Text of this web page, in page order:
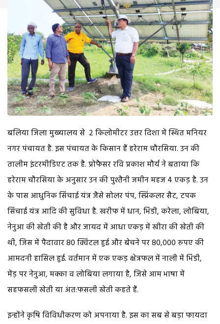
बलिया जिला मुख्यालय से 2 किलोमीटर उत्तर दिशा में स्थित मनियर
नगर पंचायत है. इस पंचायत के किसान हैं हरेराम चौरसिया. उन की
तालीम इंटरमीडिएट तक है. प्रोफैसर रवि प्रकाश मौर्य ने बताया कि
हरेराम चौरसिया के अनुसार उन की पुश्तैनी जमीन महज 4 एकड़ है. उन
के पास आधुनिक सिंचाई यंत्र जैसे सोलर पंप, स्प्रिंकलर सैट, टपक
सिंचाई यंत्र आदि की सुविधा है. खरीफ में धान, भिंडी, करेला, लोबिया,
नेनुआ की खेती की है और जायद में आधा एकड़ में खीरा की खेती की
थी, जिस में पैदावार 80 क्विंटल हुई और बेचने पर 80,000 रुपए की
आमदनी हासिल हुई. वर्तमान में एक एकड़ क्षेत्रफल में नाली में भिंडी,
मेंड़ पर नेनुआ, मक्का व लोबिया लगाया है, जिसे आम भाषा में
सहफसली खेती या अंत:फसली खेती कहते हैं.
इन्होंने कृषि विविधीकरण को अपनाया है. इस का सब से बड़ा फायदा